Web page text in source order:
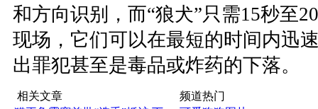
和方向识别，而“狼犬”只需15秒至
现场，它们可以在最短的时间内迅
出罪犯甚至是毒品或炸药的下落。
相关文章
频道热门